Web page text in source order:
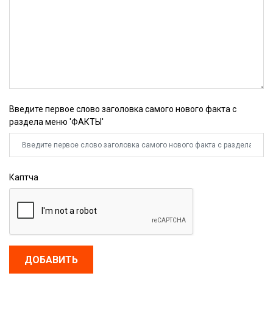
Введите первое слово заголовка самого нового факта с
раздела меню 'ФАКТЫ'
Каптча
ДОБАВИТЬ